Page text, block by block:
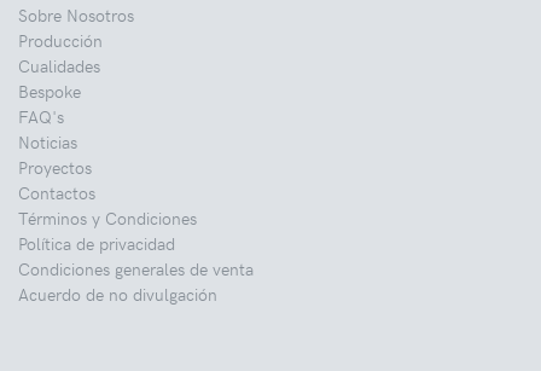
Sobre Nosotros
Producción
Cualidades
Bespoke
FAQ's
Noticias
Proyectos
Contactos
Términos y Condiciones
Política de privacidad
Condiciones generales de venta
Acuerdo de no divulgación